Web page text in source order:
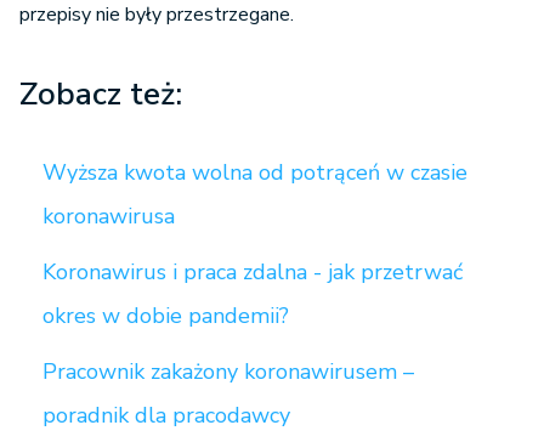
przepisy nie były przestrzegane.
Zobacz też:
Wyższa kwota wolna od potrąceń w czasie
koronawirusa
Koronawirus i praca zdalna - jak przetrwać
okres w dobie pandemii?
Pracownik zakażony koronawirusem –
poradnik dla pracodawcy